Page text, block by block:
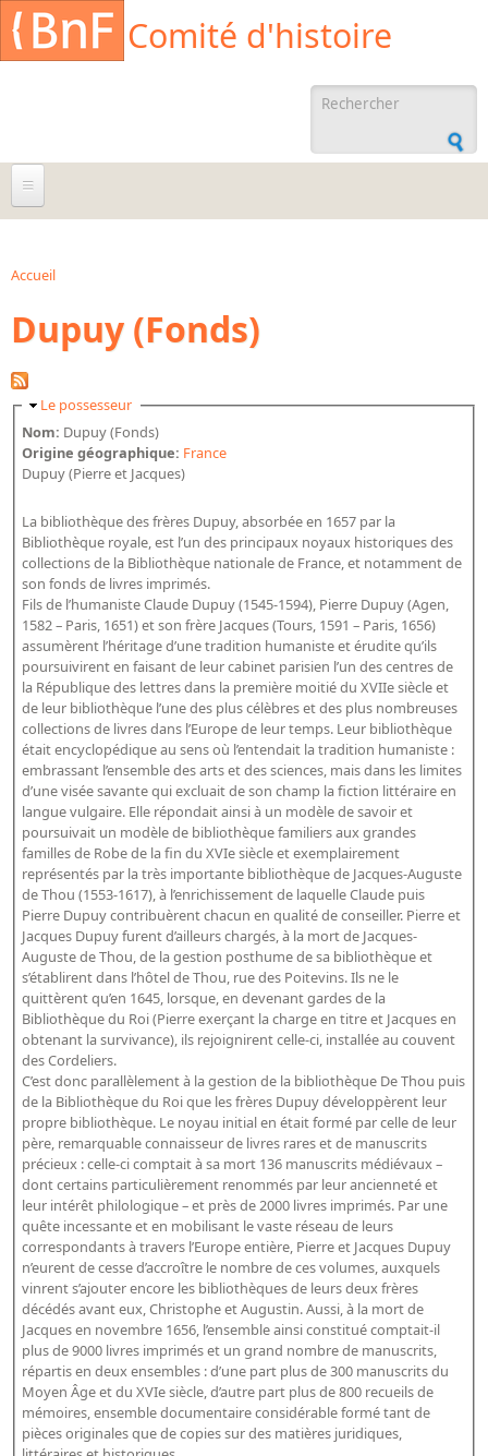
Aller au contenu principal
Comité d'histoire
recherche
À propos
Agenda
Ressources documentaires
Archives orales
Bibliographies
Bibliographie sur la BnF
France
Dictionnaire de la BnF
Dictionnaire BnF : recherche avancée
Dictionnaire BnF : index
Dictionnaire des fonds spéciaux et des principales collections et
provenances
Recherche de fonds, collections et provenances
L'histoire de la BnF en objets
Explorer
Organigrammes de la bibliothèque
Rapports d'activité de la Bibliothèque
Répertoire
Répertoire des catalogues d'expositions
Répertoire des catalogues
Répertoire des manuscrits du XXe siècle
Publications
Guides des sources publiés
Ouvrages et documents sur la BnF numérisés dans Gallica
Revue de la Bibliothèque nationale de France
Directeurs de la Bibliothèque nationale du XIVe siècle à nos jours
Listes et biographies des directeurs de départements
Implantations de la Bibliothèque nationale de France
Le fil de l'histoire (frise chonologique)
La Bibliothèque nationale de France à livre ouvert
Richelieu, Bibliothèques - Musée - Galeries
Accueil
Dupuy (Fonds)
Masquer
Le possesseur
Nom: Dupuy (Fonds)
Origine géographique: France
Dupuy (Pierre et Jacques)
La bibliothèque des frères Dupuy, absorbée en 1657 par la
Bibliothèque royale, est l’un des principaux noyaux historiques des
collections de la Bibliothèque nationale de France, et notamment de
son fonds de livres imprimés.
Fils de l’humaniste Claude Dupuy (1545-1594), Pierre Dupuy (Agen,
1582 – Paris, 1651) et son frère Jacques (Tours, 1591 – Paris, 1656)
assumèrent l’héritage d’une tradition humaniste et érudite qu’ils
poursuivirent en faisant de leur cabinet parisien l’un des centres de
la République des lettres dans la première moitié du XVIIe siècle et
de leur bibliothèque l’une des plus célèbres et des plus nombreuses
collections de livres dans l’Europe de leur temps. Leur bibliothèque
était encyclopédique au sens où l’entendait la tradition humaniste :
embrassant l’ensemble des arts et des sciences, mais dans les limites
d’une visée savante qui excluait de son champ la fiction littéraire en
langue vulgaire. Elle répondait ainsi à un modèle de savoir et
poursuivait un modèle de bibliothèque familiers aux grandes
familles de Robe de la fin du XVIe siècle et exemplairement
représentés par la très importante bibliothèque de Jacques-Auguste
de Thou (1553-1617), à l’enrichissement de laquelle Claude puis
Pierre Dupuy contribuèrent chacun en qualité de conseiller. Pierre et
Jacques Dupuy furent d’ailleurs chargés, à la mort de Jacques-
Auguste de Thou, de la gestion posthume de sa bibliothèque et
s’établirent dans l’hôtel de Thou, rue des Poitevins. Ils ne le
quittèrent qu’en 1645, lorsque, en devenant gardes de la
Bibliothèque du Roi (Pierre exerçant la charge en titre et Jacques en
obtenant la survivance), ils rejoignirent celle-ci, installée au couvent
des Cordeliers.
C’est donc parallèlement à la gestion de la bibliothèque De Thou puis
de la Bibliothèque du Roi que les frères Dupuy développèrent leur
propre bibliothèque. Le noyau initial en était formé par celle de leur
père, remarquable connaisseur de livres rares et de manuscrits
précieux : celle-ci comptait à sa mort 136 manuscrits médiévaux –
dont certains particulièrement renommés par leur ancienneté et
leur intérêt philologique – et près de 2000 livres imprimés. Par une
quête incessante et en mobilisant le vaste réseau de leurs
correspondants à travers l’Europe entière, Pierre et Jacques Dupuy
n’eurent de cesse d’accroître le nombre de ces volumes, auxquels
vinrent s’ajouter encore les bibliothèques de leurs deux frères
décédés avant eux, Christophe et Augustin. Aussi, à la mort de
Jacques en novembre 1656, l’ensemble ainsi constitué comptait-il
plus de 9000 livres imprimés et un grand nombre de manuscrits,
répartis en deux ensembles : d’une part plus de 300 manuscrits du
Moyen Âge et du XVIe siècle, d’autre part plus de 800 recueils de
mémoires, ensemble documentaire considérable formé tant de
pièces originales que de copies sur des matières juridiques,
Cookies management panel